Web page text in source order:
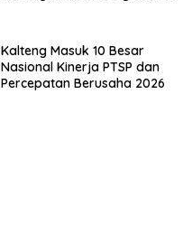
Kalteng Masuk 10 Besar
Nasional Kinerja PTSP dan
Percepatan Berusaha 2026